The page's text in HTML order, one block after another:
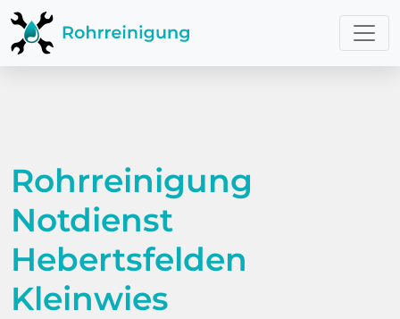
Rohrreinigung
Notdienst
Hebertsfelden
Kleinwies